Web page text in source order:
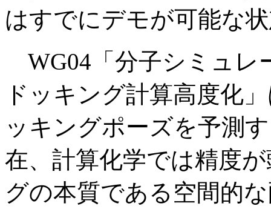
はすでにデモが可能な
WG04「分子シミュレ
ドッキング計算高度化
ッキングポーズを予測
在、計算化学では精度
グの本質である空間的